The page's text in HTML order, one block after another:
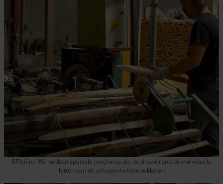
Efficiënt: Wij hebben speciale machines die de draad rond de individuele
latten van de schapenhekken wikkelen